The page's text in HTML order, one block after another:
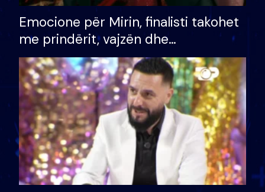
Emocione për Mirin, finalisti takohet
me prindërit, vajzën dhe
bashkëshorten: S’kemi ndonjë letër
divorci apo jo?